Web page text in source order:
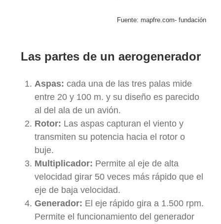
Fuente: mapfre.com- fundación
Las partes de un aerogenerador
Aspas: cada una de las tres palas mide
entre 20 y 100 m. y su diseño es parecido
al del ala de un avión.
Rotor: Las aspas capturan el viento y
transmiten su potencia hacia el rotor o
buje.
Multiplicador: Permite al eje de alta
velocidad girar 50 veces más rápido que el
eje de baja velocidad.
Generador: El eje rápido gira a 1.500 rpm.
Permite el funcionamiento del generador